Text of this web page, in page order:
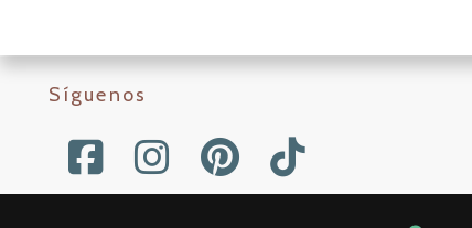
Síguenos